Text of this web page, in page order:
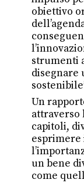
obiettivo
strumenti
disegnare
Un
attraverso
capitoli,
esprimere
un bene
come